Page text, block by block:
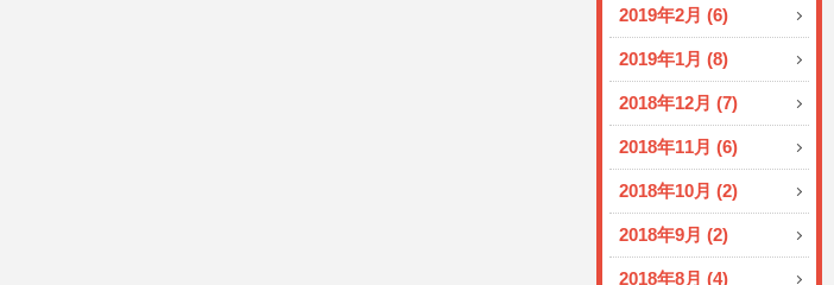
2019年2月 (6)
2019年1月 (8)
2018年12月 (7)
2018年11月 (6)
2018年10月 (2)
2018年9月 (2)
2018年8月 (4)